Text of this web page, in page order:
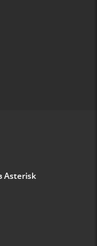
Asterisk